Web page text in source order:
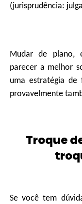
(jurisprudência:
Mudar de plano,
parecer a melhor
uma estratégia
provavelmente
Troque
Se você tem